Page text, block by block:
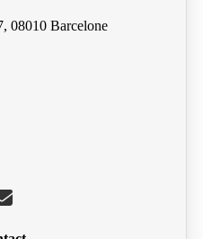
08010 Barcelone